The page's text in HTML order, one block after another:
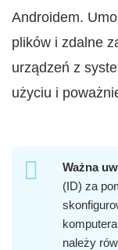
Androidem.
plików i zdalne
urządzeń z
użyciu i
Ważna
(ID) za
należy